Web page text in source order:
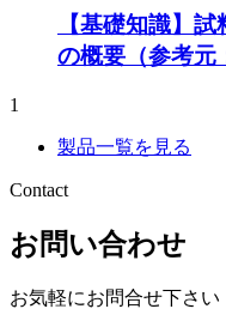
【基礎知識】
の概要（参考元
1
製品一覧を見る
Contact
お問い合わせ
お気軽にお問合せ下さい